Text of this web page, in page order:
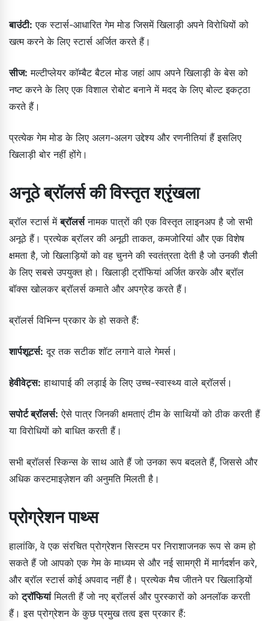
बाउंटी: एक स्टार्स-आधारित गेम मोड जिसमें खिलाड़ी अपने विरोधियों को
खत्म करने के लिए स्टार्स अर्जित करते हैं।
सीज: मल्टीप्लेयर कॉम्बैट बैटल मोड जहां आप अपने खिलाड़ी के बेस को
नष्ट करने के लिए एक विशाल रोबोट बनाने में मदद के लिए बोल्ट इकट्ठा
करते हैं।
प्रत्येक गेम मोड के लिए अलग-अलग उद्देश्य और रणनीतियां हैं इसलिए
खिलाड़ी बोर नहीं होंगे।
अनूठे ब्रॉलर्स की विस्तृत श्रृंखला
ब्रॉल स्टार्स मेंब्रॉलर्सनामक पात्रों की एक विस्तृत लाइनअप है जो सभी
अनूठे हैं। प्रत्येक ब्रॉलर की अनूठी ताकत, कमजोरियां और एक विशेष
क्षमता है, जो खिलाड़ियों को वह चुनने की स्वतंत्रता देती है जो उनकी शैली
के लिए सबसे उपयुक्त हो। खिलाड़ी ट्रॉफियां अर्जित करके और ब्रॉल
बॉक्स खोलकर ब्रॉलर्स कमाते और अपग्रेड करते हैं।
ब्रॉलर्स विभिन्न प्रकार के हो सकते हैं:
शार्पशूटर्स: दूर तक सटीक शॉट लगाने वाले गेमर्स।
हेवीवेट्स: हाथापाई की लड़ाई के लिए उच्च-स्वास्थ्य वाले ब्रॉलर्स।
सपोर्ट ब्रॉलर्स: ऐसे पात्र जिनकी क्षमताएं टीम के साथियों को ठीक करती हैं
या विरोधियों को बाधित करती हैं।
सभी ब्रॉलर्स स्किन्स के साथ आते हैं जो उनका रूप बदलते हैं, जिससे और
अधिक कस्टमाइज़ेशन की अनुमति मिलती है।
प्रोग्रेशन पाथ्स
हालांकि, वे एक संरचित प्रोग्रेशन सिस्टम पर निराशाजनक रूप से कम हो
सकते हैं जो आपको एक गेम के माध्यम से और नई सामग्री में मार्गदर्शन करे,
और ब्रॉल स्टार्स कोई अपवाद नहीं है। प्रत्येक मैच जीतने पर खिलाड़ियों
कोट्रॉफियांमिलती हैं जो नए ब्रॉलर्स और पुरस्कारों को अनलॉक करती
हैं। इस प्रोग्रेशन के कुछ प्रमुख तत्व इस प्रकार हैं: